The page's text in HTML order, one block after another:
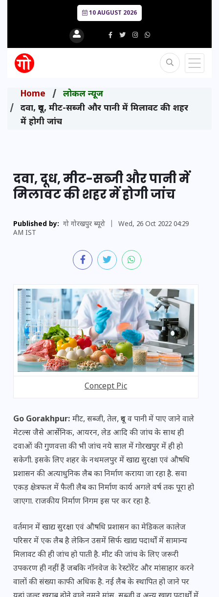
10 AUGUST 2026
Home
लोकल न्यूज
दवा, दूध, मीट-सब्जी और पानी में मिलावट की शहर
में होगी जांच
दवा, दूध, मीट-सब्जी और पानी में
मिलावट की शहर में होगी जांच
Published by: गो गोरखपुर ब्यूरो
Wed, 26 Oct 2022 04:29
AM IST
Concept Pic
Go Gorakhpur: मीट, सब्जी, तेल, दूध व पानी में पाए जाने वाले
मेटल्स जैसे आर्सेनिक, आयरन, लेड आदि की जांच के साथ ही
दवाओं की गुणवत्ता की भी जांच नये साल में गोरखपुर में ही हो
सकेगी. इसके लिए शहर के नथमलपुर में खाद्य सुरक्षा एवं औषधि
प्रशासन की अत्याधुनिक लैब का निर्माण कराया जा रहा है. सवा
एकड़ क्षेत्रफल में फैली लैब का निर्माण कार्य अगले वर्ष तक पूरा हो
जाएगा. राजकीय निर्माण निगम इस पर कर रहा है.
वर्तमान में खाद्य सुरक्षा एवं औषधि प्रशासन का मेडिकल कालेज
परिसर में एक लैब है लेकिन उसमें सिर्फ खाद्य पदार्थों में सामान्य
मिलावट की ही जांच हो पाती है. मीट की जांच के लिए जरूरी
उपकरण ही नहीं हैं जबकि नॉनवेज के रेस्टोरेंट और मांसाहार करने
वालों की संख्या काफी अधिक है. नई लैब के स्थापित हो जाने पर